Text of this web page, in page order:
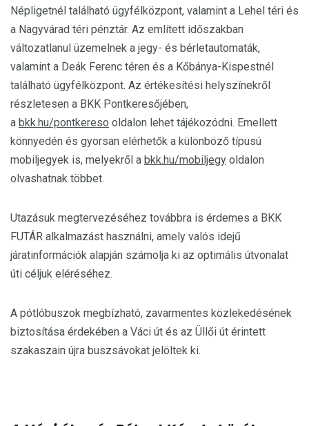
Népligetnél található ügyfélközpont, valamint a Lehel téri és
a Nagyvárad téri pénztár. Az említett időszakban
változatlanul üzemelnek a jegy- és bérletautomaták,
valamint a Deák Ferenc téren és a Kőbánya-Kispestnél
található ügyfélközpont. Az értékesítési helyszínekről
részletesen a BKK Pontkeresőjében,
a bkk.hu/pontkereso oldalon lehet tájékozódni. Emellett
könnyedén és gyorsan elérhetők a különböző típusú
mobiljegyek is, melyekről a bkk.hu/mobiljegy oldalon
olvashatnak többet.
Utazásuk megtervezéséhez továbbra is érdemes a BKK
FUTÁR alkalmazást használni, amely valós idejű
járatinformációk alapján számolja ki az optimális útvonalat
úti céljuk eléréséhez.
A pótlóbuszok megbízható, zavarmentes közlekedésének
biztosítása érdekében a Váci út és az Üllői út érintett
szakaszain újra buszsávokat jelöltek ki.